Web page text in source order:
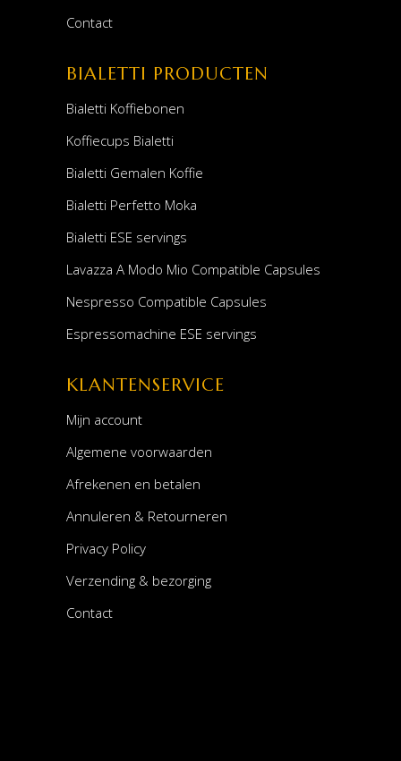
Contact
BIALETTI PRODUCTEN
Bialetti Koffiebonen
Koffiecups Bialetti
Bialetti Gemalen Koffie
Bialetti Perfetto Moka
Bialetti ESE servings
Lavazza A Modo Mio Compatible Capsules
Nespresso Compatible Capsules
Espressomachine ESE servings
KLANTENSERVICE
Mijn account
Algemene voorwaarden
Afrekenen en betalen
Annuleren & Retourneren
Privacy Policy
Verzending & bezorging
Contact